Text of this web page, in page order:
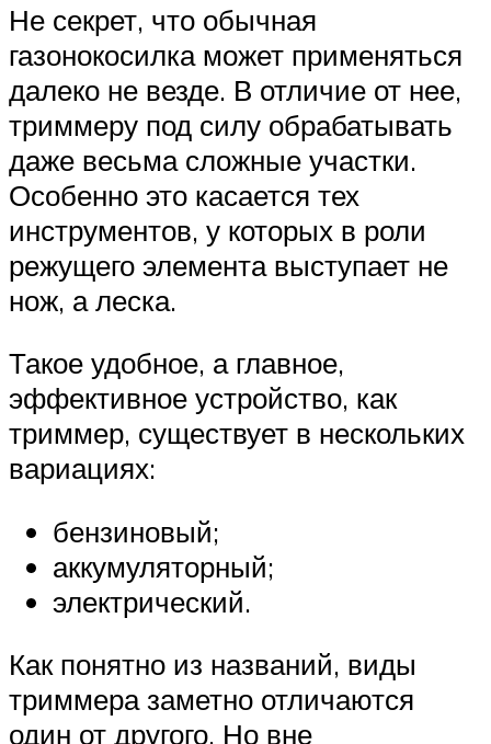
Не секрет, что обычная
газонокосилка может применяться
далеко не везде. В отличие от нее,
триммеру под силу обрабатывать
даже весьма сложные участки.
Особенно это касается тех
инструментов, у которых в роли
режущего элемента выступает не
нож, а леска.
Такое удобное, а главное,
эффективное устройство, как
триммер, существует в нескольких
вариациях:
бензиновый;
аккумуляторный;
электрический.
Как понятно из названий, виды
триммера заметно отличаются
один от другого. Но вне